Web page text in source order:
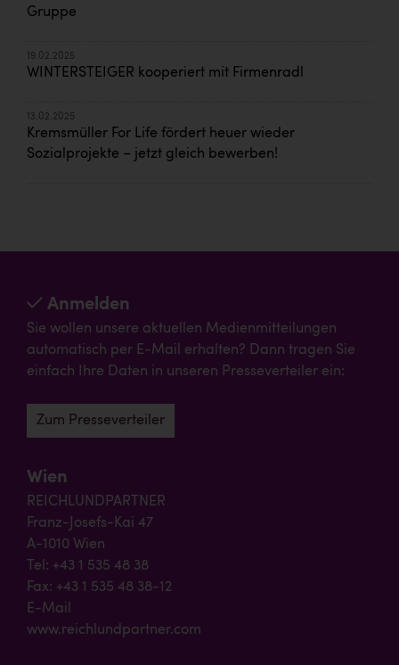
Gruppe
19.02.2025
WINTERSTEIGER kooperiert mit Firmenradl
13.02.2025
Kremsmüller For Life fördert heuer wieder
Sozialprojekte – jetzt gleich bewerben!
Anmelden
Sie wollen unsere aktuellen Medienmitteilungen
automatisch per E-Mail erhalten? Dann tragen Sie
einfach Ihre Daten in unseren Presseverteiler ein:
Zum Presseverteiler
Wien
REICHLUNDPARTNER
Franz-Josefs-Kai 47
A-1010 Wien
Tel: +43 1 535 48 38
Fax: +43 1 535 48 38-12
E-Mail
www.reichlundpartner.com